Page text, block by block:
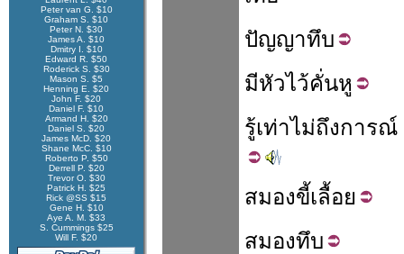
Peter van G. $10
Graham S. $10
Peter N. $30
James A. $10
Dmitry I. $10
Edward R. $50
Roderick S. $30
Mason S. $5
Henning E. $20
John F. $20
Daniel F. $10
Armand H. $20
Daniel S. $20
James McD. $20
Shane McC. $10
Roberto P. $50
Derrell P. $20
Trevor O. $30
Patrick H. $25
Rick @SS $15
Gene H. $10
Aye A. M. $33
S. Cummings $25
Will F. $20
ปัญญาทึบ
มีหัวไว้คั่นหู
รู้เท่าไม่ถึงการณ์
สมองขี้เลื้อย
สมองทึบ